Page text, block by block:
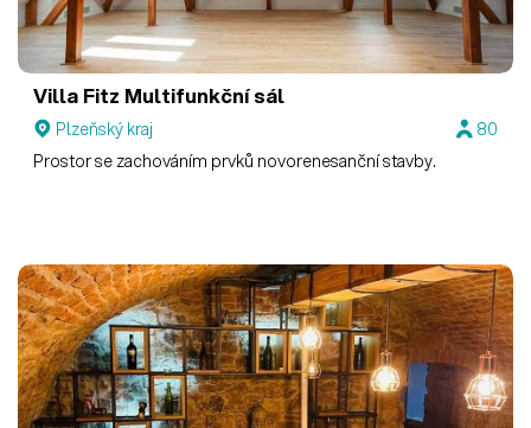
Villa Fitz Multifunkční sál
Plzeňský kraj
80
Prostor se zachováním prvků novorenesanční stavby.